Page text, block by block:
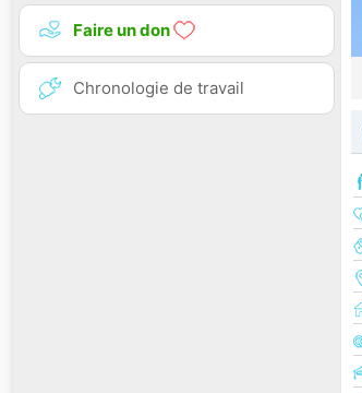
Faire un don
Chronologie de travail